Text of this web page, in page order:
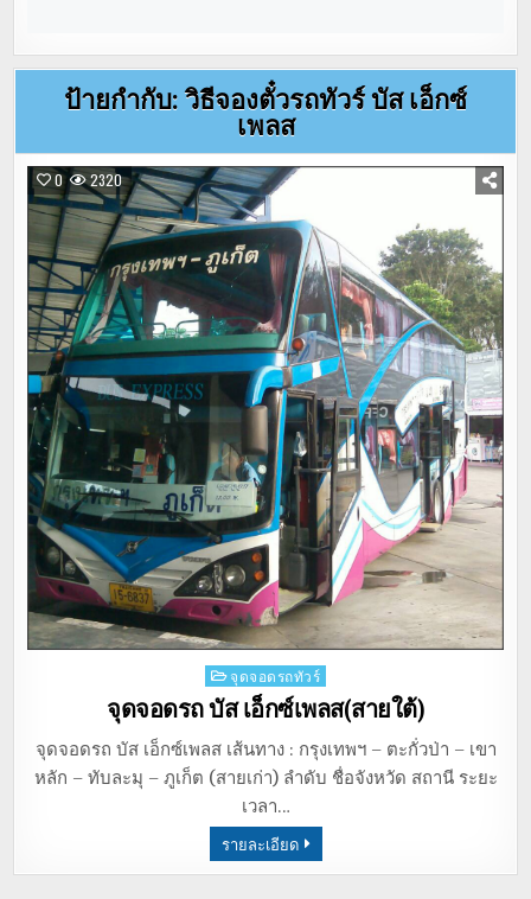
ป้ายกำกับ: วิธีจองตั๋วรถทัวร์ บัส เอ็กซ์
เพลส
0 2320
Posted
in
จุดจอดรถทัวร์
จุดจอดรถ บัส เอ็กซ์เพลส(สายใต้)
จุดจอดรถ บัส เอ็กซ์เพลส เส้นทาง : กรุงเทพฯ – ตะกั่วป่า – เขา
หลัก – ทับละมุ – ภูเก็ต (สายเก่า) ลำดับ ชื่อจังหวัด สถานี ระยะ
เวลา…
รายละเอียด